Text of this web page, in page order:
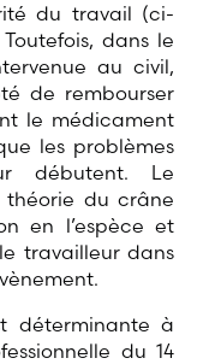
du travail (ci-
dans le
au civil,
de rembourser
le médicament
les problèmes
débutent. Le
du crâne
en l’espèce et
travailleur dans
déterminante à
du 14